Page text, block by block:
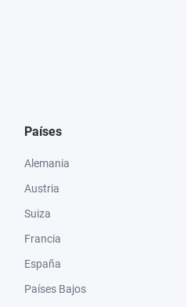
Países
Alemania
Austria
Suiza
Francia
España
Países Bajos